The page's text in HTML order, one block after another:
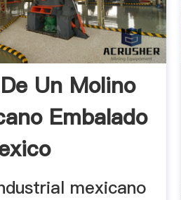
Un Molino
Embalado
mexicano